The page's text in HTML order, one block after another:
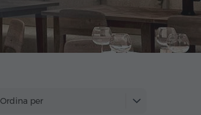
Ordina per